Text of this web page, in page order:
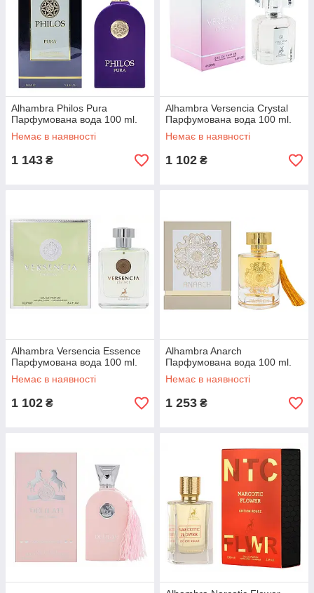
Alhambra Philos Pura
Парфумована вода 100 ml.
Немає в наявності
1 143 ₴
Alhambra Versencia Crystal
Парфумована вода 100 ml.
Немає в наявності
1 102 ₴
Alhambra Versencia Essence
Парфумована вода 100 ml.
Немає в наявності
1 102 ₴
Alhambra Anarch
Парфумована вода 100 ml.
Немає в наявності
1 253 ₴